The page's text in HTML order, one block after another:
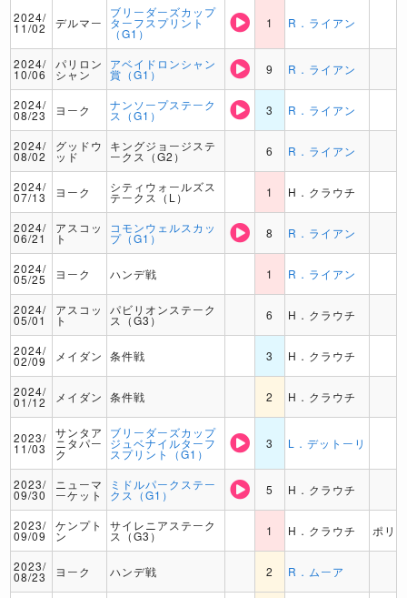
2024/
11/02 デルマー
ブリーダーズカップ
ターフスプリント
（G1）
1 R．ライアン
2024/
10/06
パリロン
シャン
アベイドロンシャン
賞（G1） 9 R．ライアン
2024/
08/23 ヨーク ナンソープステーク
ス（G1） 3 R．ライアン
2024/
08/02
グッドウ
ッド
キングジョージステ
ークス（G2） 6 R．ライアン
2024/
07/13 ヨーク シティウォールズス
テークス（L） 1 H．クラウチ
2024/
06/21
アスコッ
ト
コモンウェルスカッ
プ（G1） 8 R．ライアン
2024/
05/25 ヨーク ハンデ戦 1 R．ライアン
2024/
05/01
アスコッ
ト
パビリオンステーク
ス（G3） 6 H．クラウチ
2024/
02/09 メイダン 条件戦 3 H．クラウチ
2024/
01/12 メイダン 条件戦 2 H．クラウチ
2023/
11/03
サンタア
ニタパー
ク
ブリーダーズカップ
ジュベナイルターフ
スプリント（G1）
3 L．デットーリ
2023/
09/30
ニューマ
ーケット
ミドルパークステー
クス（G1） 5 H．クラウチ
2023/
09/09
ケンプト
ン
サイレニアステーク
ス（G3） 1 H．クラウチ ポリ
2023/
08/23 ヨーク ハンデ戦 2 R．ムーア